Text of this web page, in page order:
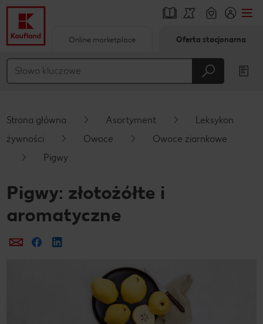
Główna treść
Pływający pasek boczny
Online marketplace Oferta stacjonarna
Strona główna Asortyment
Leksykon
żywności
Owoce
Owoce ziarnkowe
Pigwy
Pigwy: złotożółte i
aromatyczne
Prześlij e-mailem
Udostępnij na Facebooku